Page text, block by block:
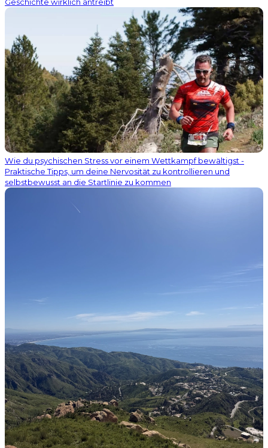
Wie du psychischen Stress vor einem Wettkampf bewältigst -
Praktische Tipps, um deine Nervosität zu kontrollieren und
selbstbewusst an die Startlinie zu kommen